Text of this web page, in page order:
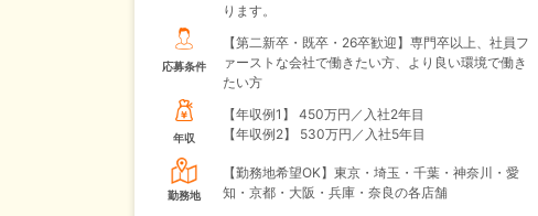
ります。
応募条件
【第二新卒・既卒・26卒歓迎】専門卒以上、社員フ
ァーストな会社で働きたい方、より良い環境で働き
たい方
年収
【年収例1】
450万円／入社2年目
【年収例2】
530万円／入社5年目
勤務地
【勤務地希望OK】東京・埼玉・千葉・神奈川・愛
知・京都・大阪・兵庫・奈良の各店舗